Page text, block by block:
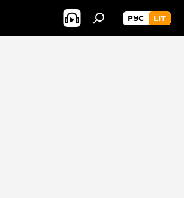
РУС LIT